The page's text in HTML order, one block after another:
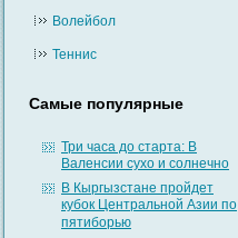
Волейбол
Теннис
Самые популярные
Три часа до старта: В
Валенсии сухо и солнечно
В Кыргызстане пройдет
кубок Центральной Азии по
пятиборью